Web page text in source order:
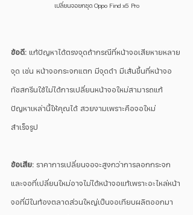
เปลี่ยนจอยกชุด Oppo Find x5 Pro
ข้อดี: แก้ปัญหาได้ตรงจุดถ้ากรณีที่หน้าจอเสียหายหลาย
จุด เช่น หน้าจอกระจกแตก มีจุดดำ มีเส้นขึ้นที่หน้าจอ
ทัชสกรีนใช้ไม่ได้การเปลี่ยนหน้าจอใหม่สามารถแก้
ปัญหาเหล่านี้ให้คุณได้ สวยงามเพราะคือจอใหม่
สำเร็จรูป
ข้อเสีย: ราคาการเปลี่ยนจอจะสูงกว่าการลอกกระจก
และจอที่เปลี่ยนใหม่อาจไม่ได้หน้าจอแท้เพราะอะไหล่หน้า
จอที่มีในท้องตลาดส่วนใหญ่เป็นจอเทียบผลิตออกมา